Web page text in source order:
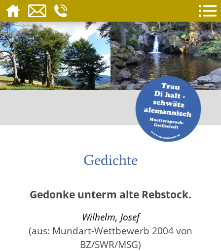
Gedichte
Gedonke unterm alte Rebstock.
Wilhelm, Josef
(aus: Mundart-Wettbewerb 2004 von
BZ/SWR/MSG)